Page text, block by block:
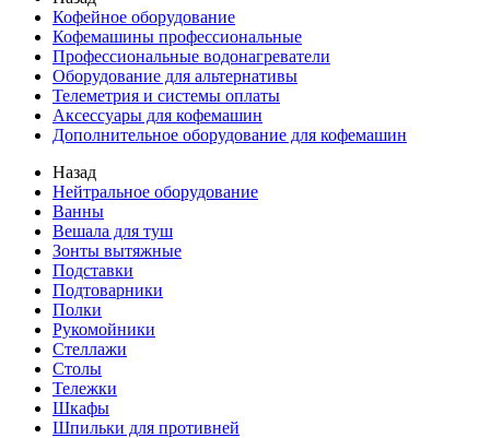
Кофейное оборудование
Кофемашины профессиональные
Профессиональные водонагреватели
Оборудование для альтернативы
Телеметрия и системы оплаты
Аксессуары для кофемашин
Дополнительное оборудование для кофемашин
Назад
Нейтральное оборудование
Ванны
Вешала для туш
Зонты вытяжные
Подставки
Подтоварники
Полки
Рукомойники
Стеллажи
Столы
Тележки
Шкафы
Шпильки для противней